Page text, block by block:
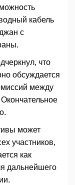
кабель
с
что
обсуждается
между
может
участников,
как
дальнейшего